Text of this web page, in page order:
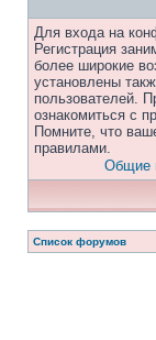
Для входа на
Регистрация
более широкие
установлены
пользователей.
ознакомиться с
Помните, что
правилами.
Общие
Список форумов